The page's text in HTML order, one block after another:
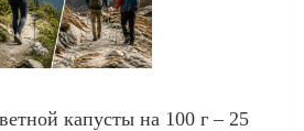
капусты на 100 г – 25